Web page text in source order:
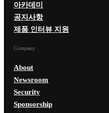
아카데미
공지사항
제품 인터뷰 지원
Company
About
Newsroom
Security
Sponsorship